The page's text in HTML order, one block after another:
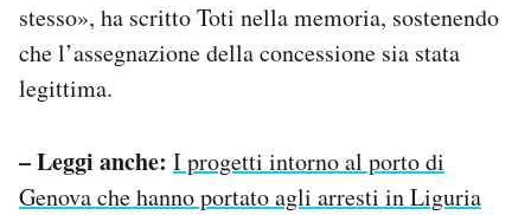
stesso», ha scritto Toti nella memoria, sostenendo
che l’assegnazione della concessione sia stata
legittima.
– Leggi anche: I progetti intorno al porto di
Genova che hanno portato agli arresti in Liguria